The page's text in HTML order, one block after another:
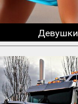
Девушки